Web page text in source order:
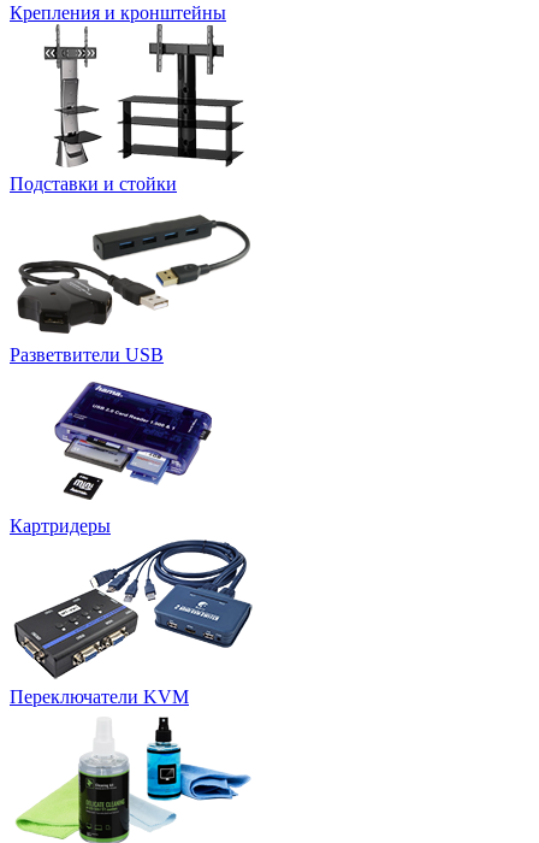
Крепления и кронштейны
Подставки и стойки
Разветвители USB
Картридеры
Переключатели KVM